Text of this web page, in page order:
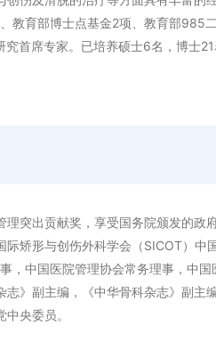
教育部博士点基金2项、教育部985
首席专家。已培养硕士6名，博士
突出贡献奖，享受国务院颁发的政
矫形与创伤外科学会（SICOT）中
，中国医院管理协会常务理事，中国
》副主编，《中华骨科杂志》副主
央委员。